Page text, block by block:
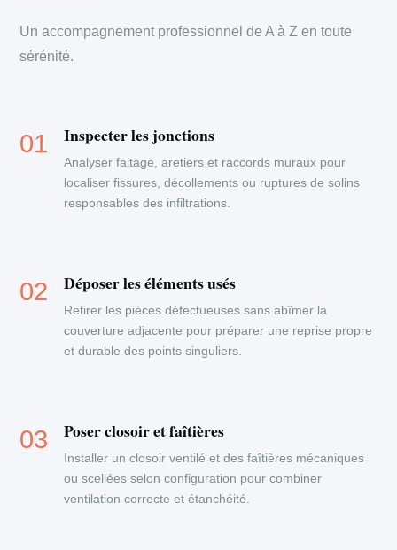
Un accompagnement professionnel de A à Z en toute
sérénité.
Inspecter les jonctions
Analyser faitage, aretiers et raccords muraux pour
localiser fissures, décollements ou ruptures de solins
responsables des infiltrations.
Déposer les éléments usés
Retirer les pièces défectueuses sans abîmer la
couverture adjacente pour préparer une reprise propre
et durable des points singuliers.
Poser closoir et faîtières
Installer un closoir ventilé et des faîtières mécaniques
ou scellées selon configuration pour combiner
ventilation correcte et étanchéité.